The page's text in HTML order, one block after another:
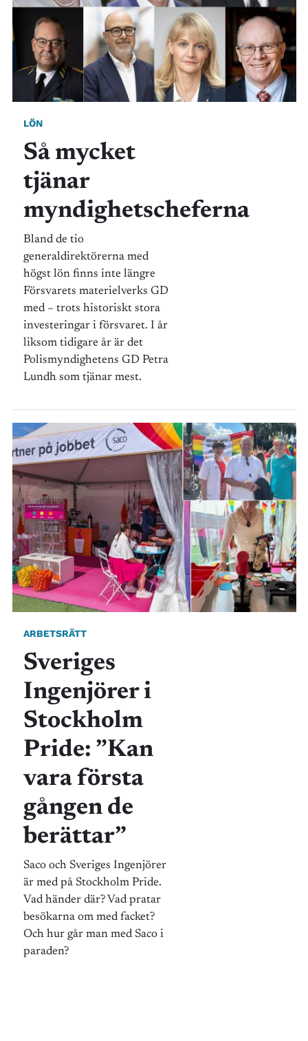
LÖN
Så mycket
tjänar
myndighetscheferna
Bland de tio
generaldirektörerna med
högst lön finns inte längre
Försvarets materielverks GD
med – trots historiskt stora
investeringar i försvaret. I år
liksom tidigare år är det
Polismyndighetens GD Petra
Lundh som tjänar mest.
ARBETSRÄTT
Sveriges
Ingenjörer i
Stockholm
Pride: ”Kan
vara första
gången de
berättar”
Saco och Sveriges Ingenjörer
är med på Stockholm Pride.
Vad händer där? Vad pratar
besökarna om med facket?
Och hur går man med Saco i
paraden?